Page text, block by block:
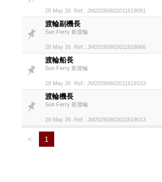
28 May 26 Ref.: JM20260602011619091
渡輪副機長
Sun Ferry 新渡輪
28 May 26 Ref.: JM20260602011618966
渡輪船長
Sun Ferry 新渡輪
28 May 26 Ref.: JM20260602011619153
渡輪機長
Sun Ferry 新渡輪
28 May 26 Ref.: JM20260602011619013
< 1